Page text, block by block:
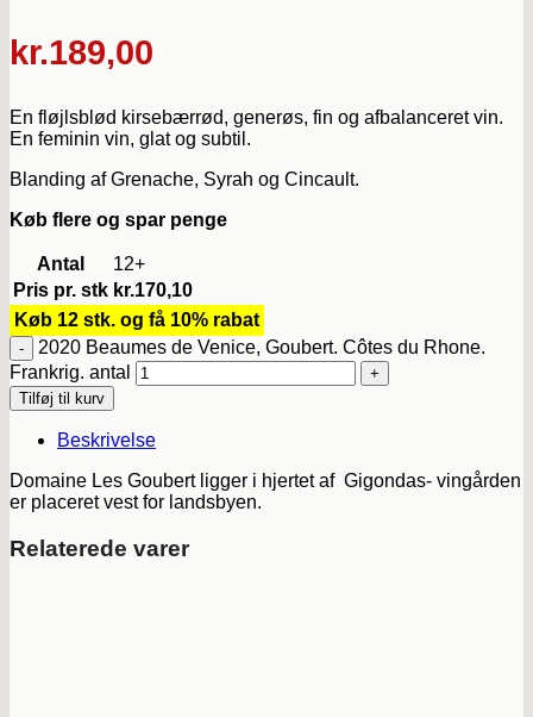
kr.189,00
En fløjlsblød kirsebærrød, generøs, fin og afbalanceret vin.
En feminin vin, glat og subtil.
Blanding af Grenache, Syrah og Cincault.
Køb flere og spar penge
Antal
12+
Pris pr. stk kr.170,10
Køb 12 stk. og få 10% rabat
2020 Beaumes de Venice, Goubert. Côtes du Rhone.
Frankrig. antal
Tilføj til kurv
Beskrivelse
Domaine Les Goubert ligger i hjertet af Gigondas- vingården
er placeret vest for landsbyen.
Relaterede varer